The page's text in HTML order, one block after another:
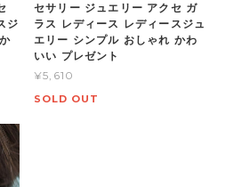
ジ
セサリー ジュエリー アクセ ガ
ラス レディース レディースジュ
エリー シンプル おしゃれ かわ
いい プレゼント
¥5,610
SOLD OUT